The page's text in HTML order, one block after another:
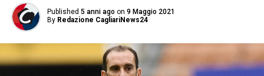
Published 5 anni ago on 9 Maggio 2021
By Redazione CagliariNews24